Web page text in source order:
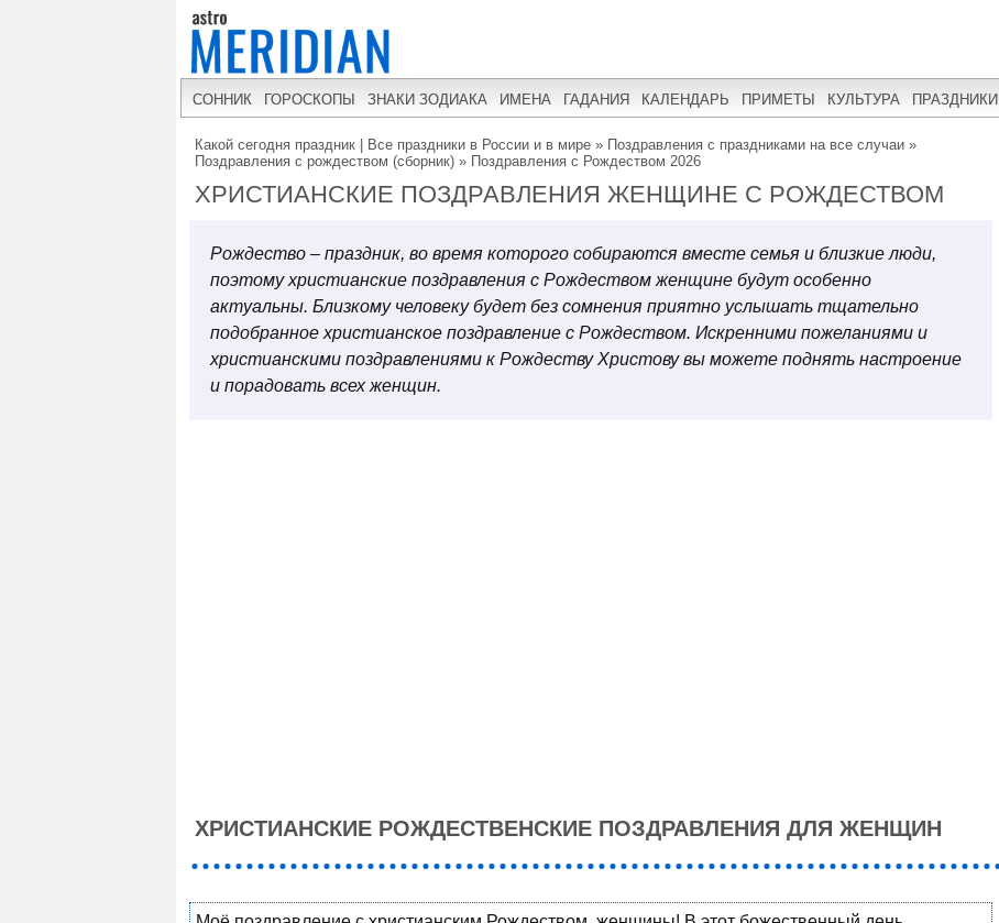
СОННИК ГОРОСКОПЫ ЗНАКИ ЗОДИАКА ИМЕНА ГАДАНИЯ КАЛЕНДАРЬ ПРИМЕТЫ КУЛЬТУРА ПРАЗДНИКИ
Какой сегодня праздник | Все праздники в России и в мире » Поздравления с праздниками на все случаи »
Поздравления с рождеством (сборник) » Поздравления с Рождеством 2026
ХРИСТИАНСКИЕ ПОЗДРАВЛЕНИЯ ЖЕНЩИНЕ С РОЖДЕСТВОМ
Рождество – праздник, во время которого собираются вместе семья и близкие люди,
поэтому христианские поздравления с Рождеством женщине будут особенно
актуальны. Близкому человеку будет без сомнения приятно услышать тщательно
подобранное христианское поздравление с Рождеством. Искренними пожеланиями и
христианскими поздравлениями к Рождеству Христову вы можете поднять настроение
и порадовать всех женщин.
ХРИСТИАНСКИЕ РОЖДЕСТВЕНСКИЕ ПОЗДРАВЛЕНИЯ ДЛЯ ЖЕНЩИН